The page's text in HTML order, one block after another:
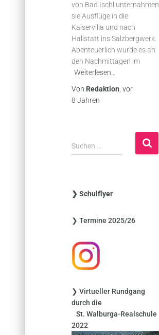
von Bad Ischl unternahmen
sie Ausflüge in die
Kaiservilla und nach
Hallstatt ins Salzbergwerk.
Abenteuerlich wurde es an
den Nachmittagen im
Weiterlesen…
Von Redaktion, vor
8 Jahren
S
u
n
a
h
:
Suchen …
❯ Schulflyer
❯ Termine 2025/26
❯ Virtueller Rundgang
durch die
St. Walburga-Realschule
2022